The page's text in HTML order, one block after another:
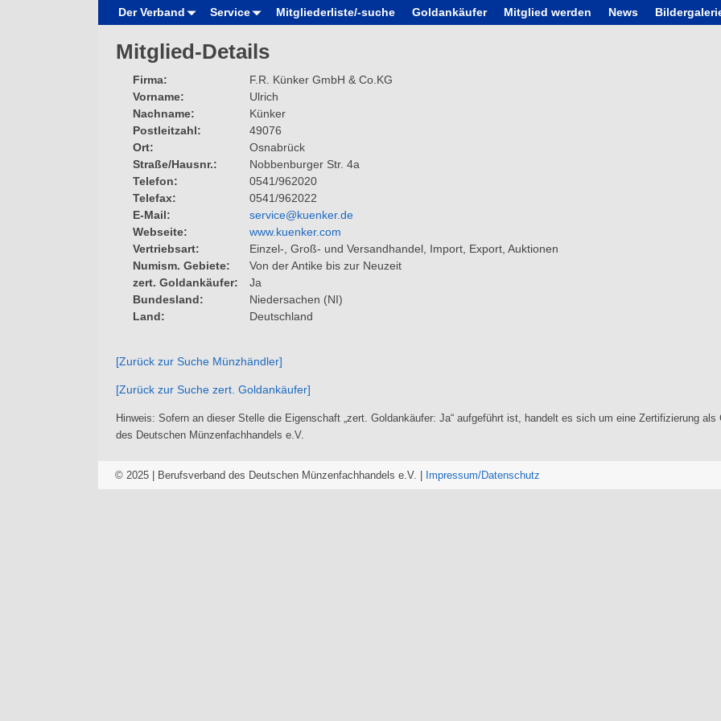
Der Verband Service Mitgliederliste/-suche Goldankäufer Mitglied werden News
Mitglied-Details
Firma
F.R. Künker GmbH & Co.KG
Vorname
Ulrich
Nachname
Künker
Postleitzahl
49076
Ort
Osnabrück
Straße/Hausnr.
Nobbenburger Str. 4a
Telefon
0541/962020
Telefax
0541/962022
E-Mail
service@kuenker.de
Webseite
www.kuenker.com
Vertriebsart
Einzel-, Groß- und Versandhandel, Import, Export, Auktionen
Numism. Gebiete
Von der Antike bis zur Neuzeit
zert. Goldankäufer
Ja
Bundesland
Niedersachen (NI)
Land
Deutschland
[Zurück zur Suche Münzhändler]
[Zurück zur Suche zert. Goldankäufer]
Hinweis: Sofern an dieser Stelle die Eigenschaft „zert. Goldankäufer: Ja“ aufgeführt ist, handelt es sich um eine Zertifizierung
des Deutschen Münzenfachhandels e.V.
© 2025 | Berufsverband des Deutschen Münzenfachhandels e.V. | Impressum/Datenschutz